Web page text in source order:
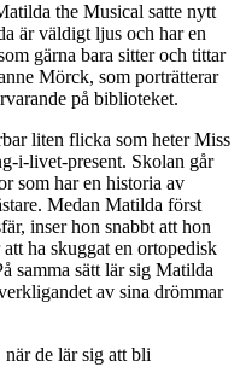
the Musical satte nytt
är väldigt ljus och har en
gärna bara sitter och tittar
Mörck, som porträtterar
på biblioteket.
liten flicka som heter Miss
i-livet-present. Skolan går
som har en historia av
Medan Matilda först
inser hon snabbt att hon
ha skuggat en ortopedisk
samma sätt lär sig Matilda
av sina drömmar
de lär sig att bli